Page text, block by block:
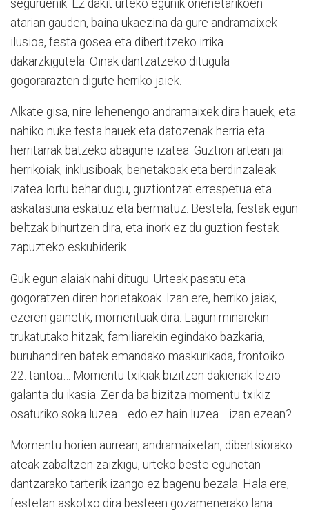
seguruenik. Ez dakit urteko egunik onenetarikoen
atarian gauden, baina ukaezina da gure andramaixek
ilusioa, festa gosea eta dibertitzeko irrika
dakarzkigutela. Oinak dantzatzeko ditugula
gogorarazten digute herriko jaiek.
Alkate gisa, nire lehenengo andramaixek dira hauek, eta
nahiko nuke festa hauek eta datozenak herria eta
herritarrak batzeko abagune izatea. Guztion artean jai
herrikoiak, inklusiboak, benetakoak eta berdinzaleak
izatea lortu behar dugu, guztiontzat errespetua eta
askatasuna eskatuz eta bermatuz. Bestela, festak egun
beltzak bihurtzen dira, eta inork ez du guztion festak
zapuzteko eskubiderik.
Guk egun alaiak nahi ditugu. Urteak pasatu eta
gogoratzen diren horietakoak. Izan ere, herriko jaiak,
ezeren gainetik, momentuak dira. Lagun minarekin
trukatutako hitzak, familiarekin egindako bazkaria,
buruhandiren batek emandako maskurikada, frontoiko
22. tantoa… Momentu txikiak bizitzen dakienak lezio
galanta du ikasia. Zer da ba bizitza momentu txikiz
osaturiko soka luzea –edo ez hain luzea– izan ezean?
Momentu horien aurrean, andramaixetan, dibertsiorako
ateak zabaltzen zaizkigu, urteko beste egunetan
dantzarako tarterik izango ez bagenu bezala. Hala ere,
festetan askotxo dira besteen gozamenerako lana